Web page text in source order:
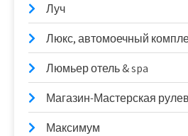
Луч
Люкс, автомоечный
Люмьер отель & spa
Магазин-Мастерская
Максимум